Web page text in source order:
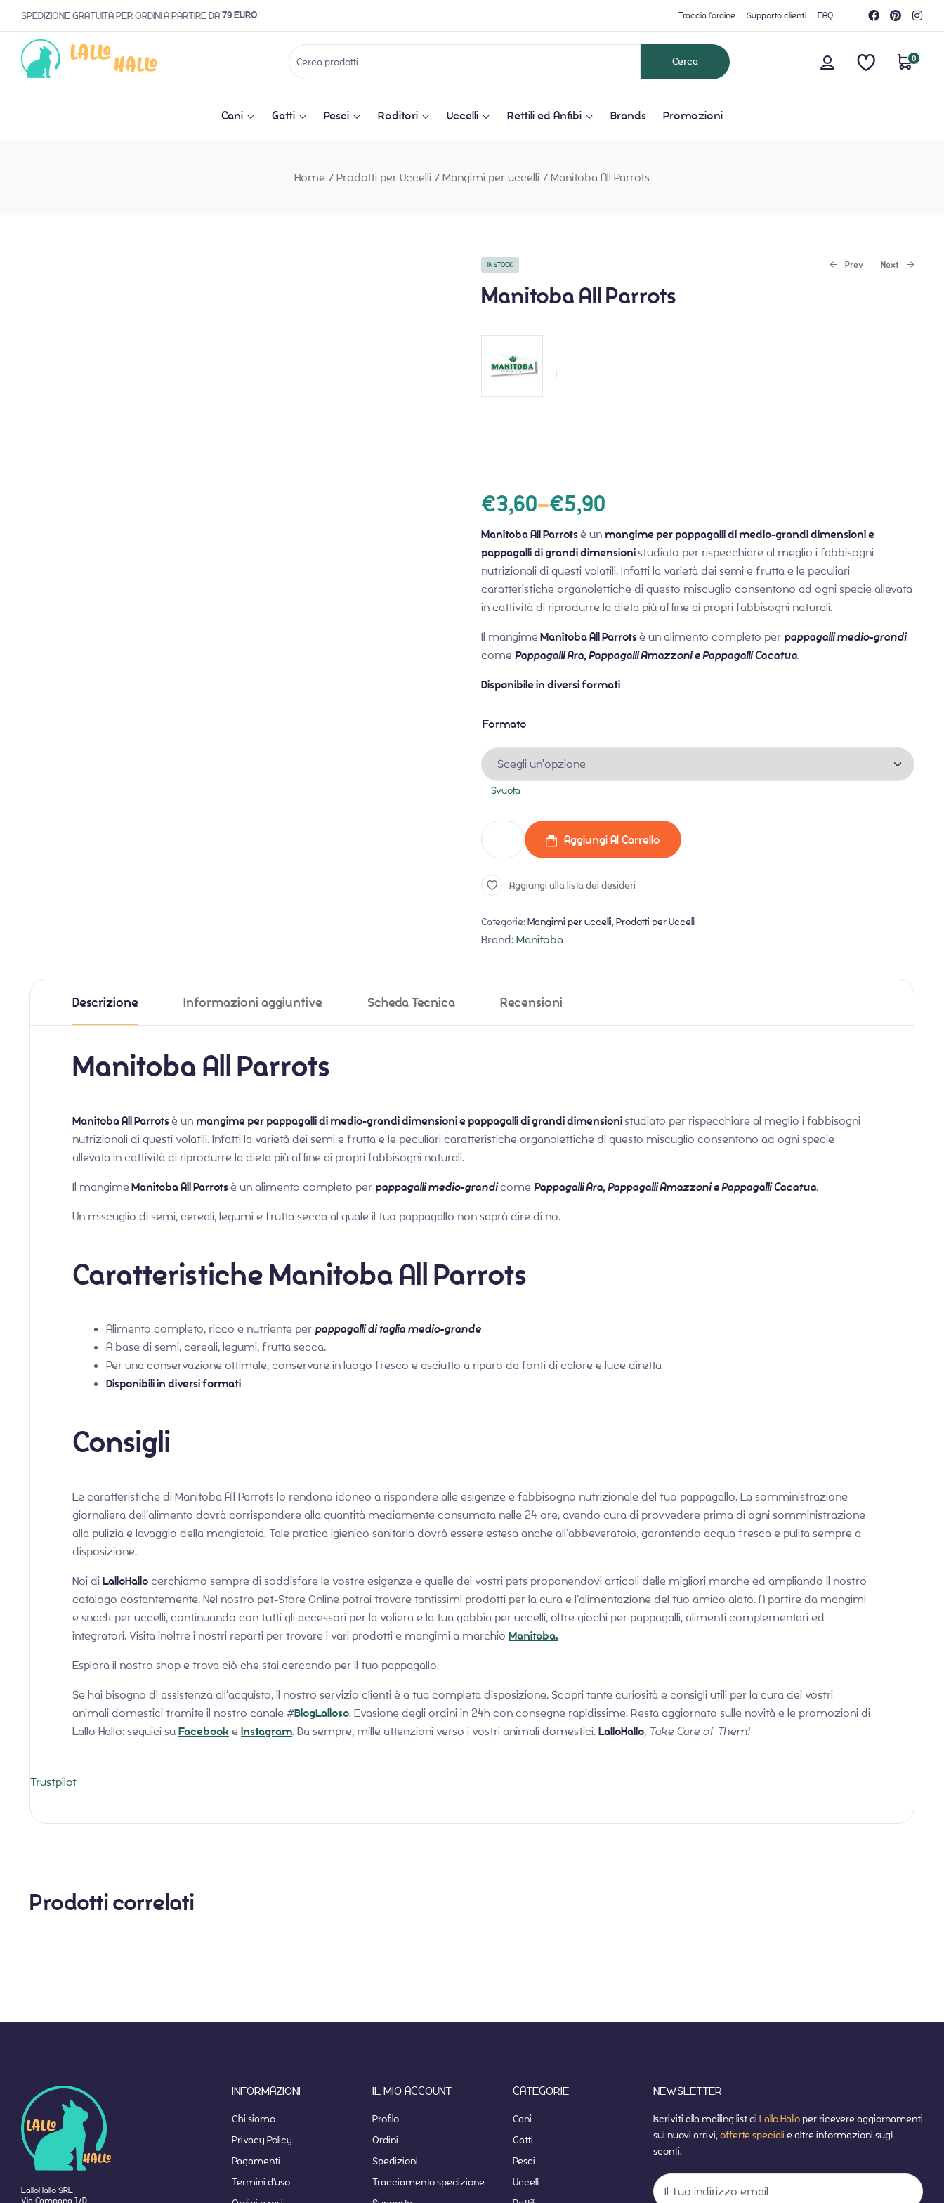
SPEDIZIONE GRATUITA PER ORDINI A PARTIRE DA79 EURO Traccia l'ordine Supporto clienti FAQ
0
Cani Gatti Pesci Roditori Uccelli Rettili ed Anfibi Brands Promozioni
Home / Prodotti per Uccelli / Mangimi per uccelli / Manitoba All Parrots
IN STOCK Prev Next
Manitoba All Parrots
€3,60–€5,90
Manitoba All Parrotsè unmangime per pappagalli di medio-grandi dimensioni e
pappagalli di grandi dimensionistudiato per rispecchiare al meglio i fabbisogni
nutrizionali di questi volatili. Infatti la varietà dei semi e frutta e le peculiari
caratteristiche organolettiche di questo miscuglio consentono ad ogni specie allevata
in cattività di riprodurre la dieta più affine ai propri fabbisogni naturali.
Il mangimeManitoba All Parrotsè un alimento completo per pappagalli medio-grandi
come Pappagalli Ara, Pappagalli Amazzoni e Pappagalli Cacatua.
Disponibile in diversi formati
Formato
Svuota
Aggiungi Al Carrello
Aggiungi alla lista dei desideri
Categorie: Mangimi per uccelli, Prodotti per Uccelli
Brand:Manitoba
Descrizione Informazioni aggiuntive Scheda Tecnica Recensioni
Manitoba All Parrots
Manitoba All Parrotsè unmangime per pappagalli di medio-grandi dimensioni e pappagalli di grandi dimensionistudiato per rispecchiare al meglio i fabbisogni
nutrizionali di questi volatili. Infatti la varietà dei semi e frutta e le peculiari caratteristiche organolettiche di questo miscuglio consentono ad ogni specie
allevata in cattività di riprodurre la dieta più affine ai propri fabbisogni naturali.
Il mangimeManitoba All Parrotsè un alimento completo per pappagalli medio-grandicome Pappagalli Ara, Pappagalli Amazzoni e Pappagalli Cacatua.
Un miscuglio di semi, cereali, legumi e frutta secca al quale il tuo pappagallo non saprà dire di no.
Caratteristiche Manitoba All Parrots
Alimento completo, ricco e nutriente per pappagalli di taglia medio-grande
A base di semi, cereali, legumi, frutta secca.
Per una conservazione ottimale, conservare in luogo fresco e asciutto a riparo da fonti di calore e luce diretta
Disponibili in diversi formati
Consigli
Le caratteristiche di Manitoba All Parrots lo rendono idoneo a rispondere alle esigenze e fabbisogno nutrizionale del tuo pappagallo. La somministrazione
giornaliera dell’alimento dovrà corrispondere alla quantità mediamente consumata nelle 24 ore, avendo cura di provvedere prima di ogni somministrazione
alla pulizia e lavaggio della mangiatoia. Tale pratica igienico sanitaria dovrà essere estesa anche all’abbeveratoio, garantendo acqua fresca e pulita sempre a
disposizione.
Noi diLalloHallocerchiamo sempre di soddisfare le vostre esigenze e quelle dei vostri pets proponendovi articoli delle migliori marche ed ampliando il nostro
catalogo costantemente. Nel nostro pet-Store Online potrai trovare tantissimi prodotti per la cura e l’alimentazione del tuo amico alato. A partire da mangimi
e snack per uccelli, continuando con tutti gli accessori per la voliera e la tua gabbia per uccelli, oltre giochi per pappagalli, alimenti complementari ed
integratori. Visita inoltre i nostri reparti per trovare i vari prodotti e mangimi a marchio Manitoba.
Esplora il nostro shop e trova ciò che stai cercando per il tuo pappagallo.
Se hai bisogno di assistenza all’acquisto, il nostro servizio clienti è a tua completa disposizione. Scopri tante curiosità e consigli utili per la cura dei vostri
animali domestici tramite il nostro canale #BlogLalloso. Evasione degli ordini in 24h con consegne rapidissime. Resta aggiornato sulle novità e le promozioni di
Lallo Hallo: seguici suFacebooke Instagram. Da sempre, mille attenzioni verso i vostri animali domestici.LalloHallo, Take Care of Them!
Trustpilot
Prodotti correlati
LalloHallo SRL
Via Campana 1/D
INFORMAZIONI
Chi siamo
Privacy Policy
Pagamenti
Termini d'uso
IL MIO ACCOUNT
Profilo
Ordini
Spedizioni
Tracciamento spedizione
CATEGORIE
Cani
Gatti
Pesci
Uccelli
NEWSLETTER
Iscriviti alla mailing list di Lallo Halloper ricevere aggiornamenti
sui nuovi arrivi,offerte speciali e altre informazioni sugli
sconti.